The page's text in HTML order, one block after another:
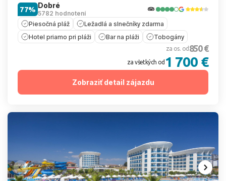
Dobré
5782 hodnotení
77%
Piesočná pláž
Ležadlá a slnečníky zdarma
Hotel priamo pri pláži
Bar na pláži Tobogány
za os. od 850 €
za všetkých od 1 700 €
Zobraziť detail zájazdu